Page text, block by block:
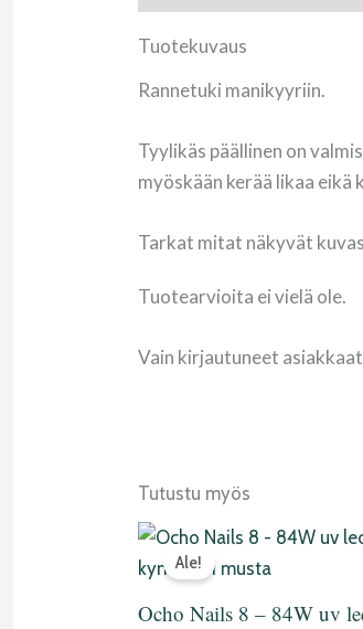
Tuotekuvaus
Rannetuki manikyyriin.
Tyylikäs päällinen on
myöskään kerää likaa eikä
Tarkat mitat näkyvät
Tuotearvioita ei vielä ole.
Vain kirjautuneet
Tutustu myös
Ale!
Ocho Nails 8 – 84W uv
Alkuperäinen
oli:
45,00 €.
Nykyinen
39,00 €.